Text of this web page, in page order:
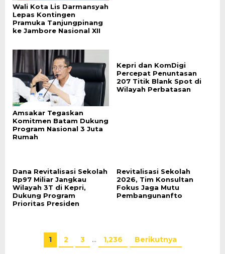
Wali Kota Lis Darmansyah
Lepas Kontingen
Pramuka Tanjungpinang
ke Jambore Nasional XII
Amsakar Tegaskan
Komitmen Batam Dukung
Program Nasional 3 Juta
Rumah
Kepri dan KomDigi
Percepat Penuntasan
207 Titik Blank Spot di
Wilayah Perbatasan
Dana Revitalisasi Sekolah
Rp97 Miliar Jangkau
Wilayah 3T di Kepri,
Dukung Program
Prioritas Presiden
Revitalisasi Sekolah
2026, Tim Konsultan
Fokus Jaga Mutu
Pembangunanfto
1 2 3 … 1,236 Berikutnya